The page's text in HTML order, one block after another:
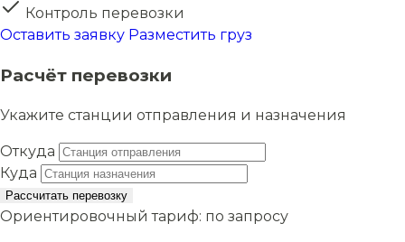
Контроль перевозки
Оставить заявку Разместить груз
Расчёт перевозки
Укажите станции отправления и назначения
Откуда
Куда
Рассчитать перевозку
Ориентировочный тариф: по запросу